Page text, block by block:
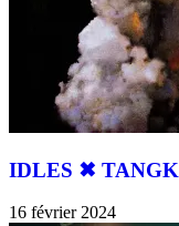
IDLES ✖︎ TANGK
16 février 2024